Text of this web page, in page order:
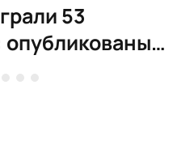
53